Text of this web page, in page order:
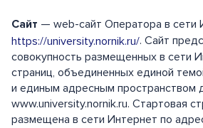
Сайт — web-сайт Оператора в сети
https://university.nornik.ru/. Сайт
совокупность размещенных в сети
страниц, объединенных единой
и единым адресным пространством
www.university.nornik.ru. Стартовая
размещена в сети Интернет по